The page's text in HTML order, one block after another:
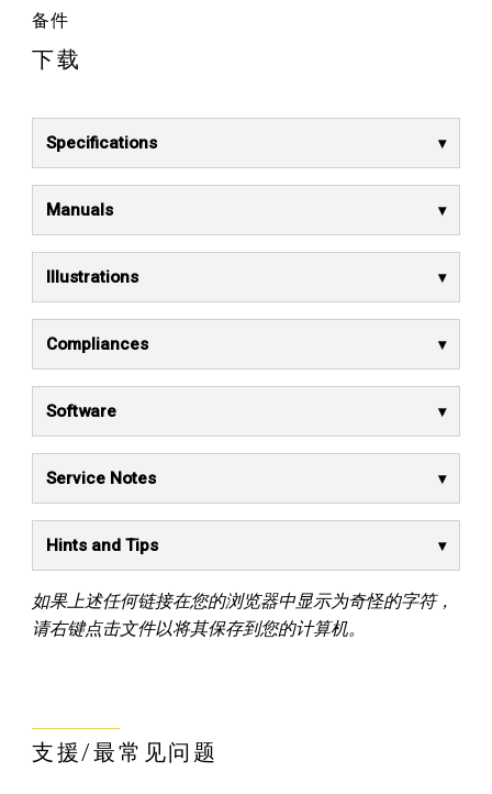
备件
下载
Specifications
Manuals
Illustrations
Compliances
Software
Service Notes
Hints and Tips
如果上述任何链接在您的浏览器中显示为奇怪的字符，
请右键点击文件以将其保存到您的计算机。
支援/最常见问题